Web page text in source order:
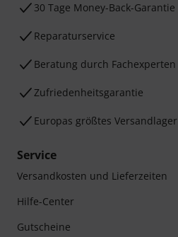
30 Tage Money-Back-Garantie
Reparaturservice
Beratung durch Fachexperten
Zufriedenheitsgarantie
Europas größtes Versandlager
Service
Versandkosten und Lieferzeiten
Hilfe-Center
Gutscheine